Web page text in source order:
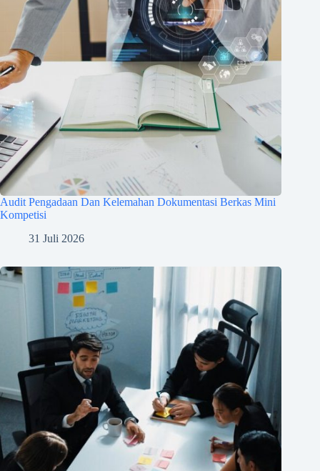
Audit Pengadaan Dan Kelemahan Dokumentasi Berkas Mini
Kompetisi
31 Juli 2026